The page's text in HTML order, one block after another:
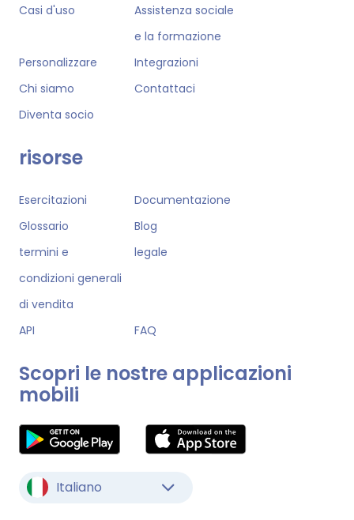
Casi d'uso
Assistenza sociale
e la formazione
Personalizzare
Integrazioni
Chi siamo
Contattaci
Diventa socio
risorse
Esercitazioni
Documentazione
Glossario
Blog
termini e
condizioni generali
di vendita
legale
API FAQ
Scopri le nostre applicazioni
mobili
Italiano